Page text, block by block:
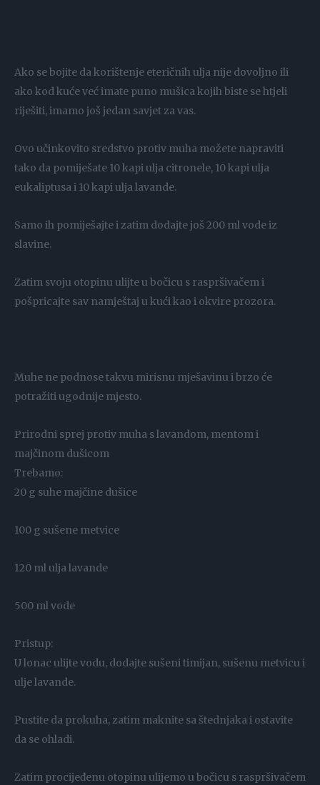
Ako se bojite da korištenje eteričnih ulja nije dovoljno ili
ako kod kuće već imate puno mušica kojih biste se htjeli
riješiti, imamo još jedan savjet za vas.
Ovo učinkovito sredstvo protiv muha možete napraviti
tako da pomiješate 10 kapi ulja citronele, 10 kapi ulja
eukaliptusa i 10 kapi ulja lavande.
Samo ih pomiješajte i zatim dodajte još 200 ml vode iz
slavine.
Zatim svoju otopinu ulijte u bočicu s raspršivačem i
pošpricajte sav namještaj u kući kao i okvire prozora.
Muhe ne podnose takvu mirisnu mješavinu i brzo će
potražiti ugodnije mjesto.
Prirodni sprej protiv muha s lavandom, mentom i
majčinom dušicom
Trebamo:
20 g suhe majčine dušice
100 g sušene metvice
120 ml ulja lavande
500 ml vode
Pristup:
U lonac ulijte vodu, dodajte sušeni timijan, sušenu metvicu i
ulje lavande.
Pustite da prokuha, zatim maknite sa štednjaka i ostavite
da se ohladi.
Zatim procijeđenu otopinu ulijemo u bočicu s raspršivačem